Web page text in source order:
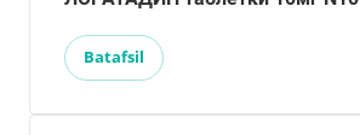
Batafsil